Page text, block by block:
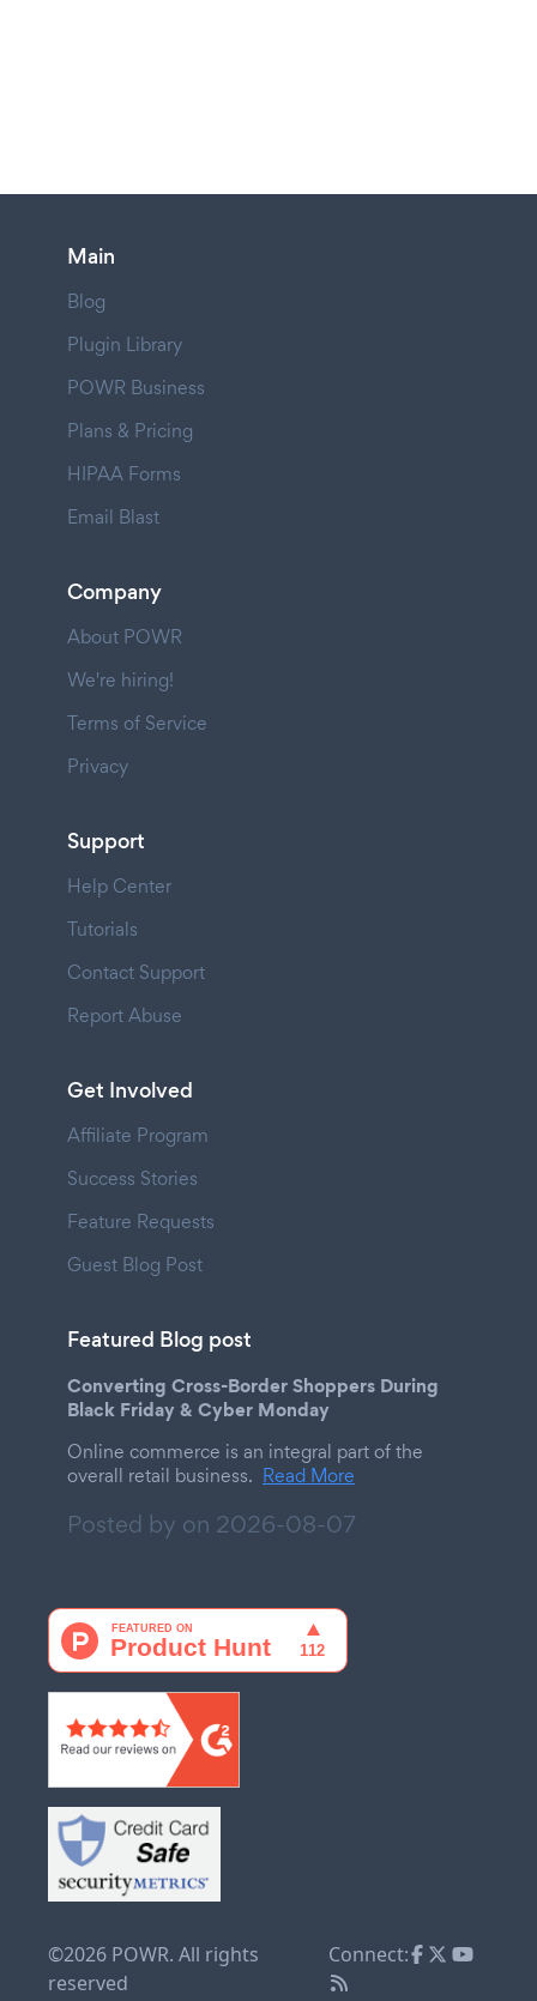
Main
Blog
Plugin Library
POWR Business
Plans & Pricing
HIPAA Forms
Email Blast
Company
About POWR
We're hiring!
Terms of Service
Privacy
Support
Help Center
Tutorials
Contact Support
Report Abuse
Get Involved
Affiliate Program
Success Stories
Feature Requests
Guest Blog Post
Featured Blog post
Converting Cross-Border Shoppers During
Black Friday & Cyber Monday
Online commerce is an integral part of the
overall retail business. Read More
Posted by on 2026-08-07
©2026 POWR. All rights
reserved
Connect: